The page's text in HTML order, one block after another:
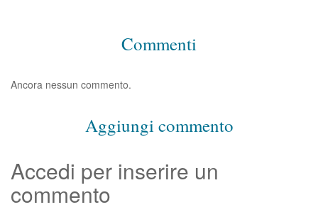
Commenti
Ancora nessun commento.
Aggiungi commento
Accedi per inserire un
commento